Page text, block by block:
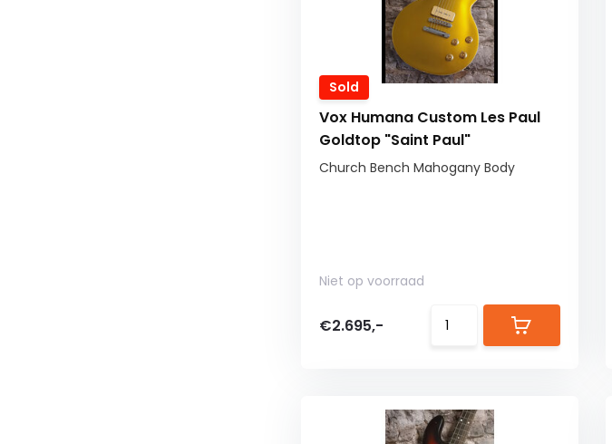
Sold
Vox Humana Custom Les Paul
Goldtop "Saint Paul"
Church Bench Mahogany Body
Niet op voorraad
€2.695,-